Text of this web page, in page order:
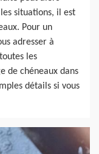
situations, il est
Pour un
adresser à
les
de chéneaux dans
détails si vous